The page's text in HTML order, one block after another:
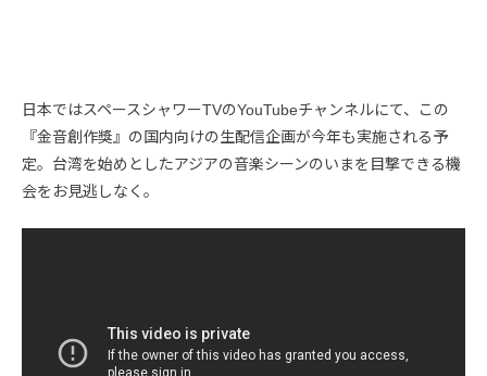
日本ではスペースシャワーTVのYouTubeチャンネルにて、この
『金音創作獎』の国内向けの生配信企画が今年も実施される予
定。台湾を始めとしたアジアの音楽シーンのいまを目撃できる機
会をお見逃しなく。